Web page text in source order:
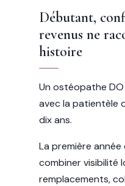
Débutant,
revenus ne
histoire
Un ostéopathe
avec la patientèle
dix ans.
La première
combiner visibilité
remplacements,